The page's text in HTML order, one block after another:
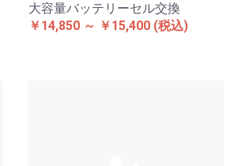
大容量バッテリーセル交換
￥14,850 ～ ￥15,400 (税込)